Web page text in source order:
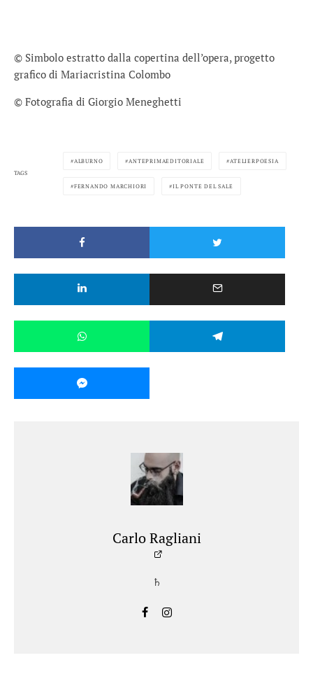
© Simbolo estratto dalla copertina dell’opera, progetto
grafico di Mariacristina Colombo
© Fotografia di Giorgio Meneghetti
TAGS
ALBURNO ANTEPRIMAEDITORIALE ATELIERPOESIA
FERNANDO MARCHIORI IL PONTE DEL SALE
Carlo Ragliani
♄